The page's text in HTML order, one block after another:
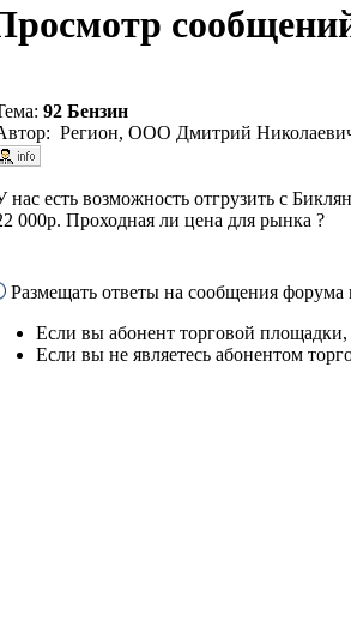
92 Бензин
Регион, ООО Дмитрий
нас есть возможность отгрузить с
000р. Проходная ли цена для рынка ?
Размещать ответы на сообщения
Если вы абонент торговой площадки,
Если вы не являетесь абонентом